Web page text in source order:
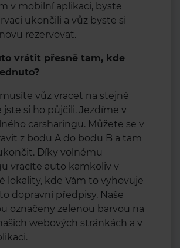
v mobilní aplikaci, byste
ukončili a vůz byste si
rezervovat.
vrátit přesně tam, kde
vůz vracet na stejné
jste si ho půjčili. Jezdíme v
carsharingu. Můžete se v
z bodu A do bodu B a tam
Díky volnému
vracíte auto kamkoliv v
lokality, kde Vám to vyhovuje
dopravní předpisy. Naše
označeny zelenou barvou na
webových stránkách a v